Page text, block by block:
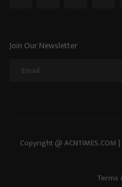
Join Our Newsletter
Copyright @ ACNTIMES.COM
Terms